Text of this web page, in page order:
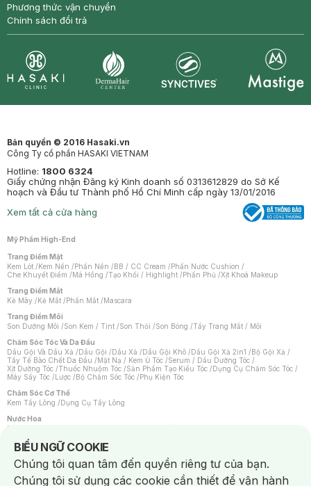
Phương thức vận chuyển
Chính sách đổi trả
Bản quyền © 2016 Hasaki.vn
Công Ty cổ phần HASAKI VIETNAM
Hotline: 1800 6324
Giấy chứng nhận Đăng ký Kinh doanh số 0313612829 do Sở Kế
hoạch và Đầu tư Thành phố Hồ Chí Minh cấp ngày 13/01/2016
Xem tất cả cửa hàng
Mỹ Phẩm High-End
Trang Điểm Mặt
Kem Lót /Kem Nền /Phấn Nền /BB / CC Cream /Phấn Nước Cushion /
Che Khuyết Điểm /Má Hồng /Tạo Khối / Highlight /Phấn Phủ /Xịt Khoá Makeup
Trang Điểm Mắt
Kẻ Mày /Kẻ Mắt /Phấn Mắt /Mascara
Trang Điểm Môi
Son Dưỡng Môi /Son Kem / Tint /Son Thỏi /Son Bóng /Tẩy Trang Mắt / Môi
Chăm Sóc Tóc Và Da Đầu
Dầu Gội Và Dầu Xả /Dầu Gội /Dầu Xả /Dầu Gội Khô /Dầu Gội Xả 2in1 /Bộ Gội Xả /
Tẩy Tế Bào Chết Da Đầu /Mặt Nạ / Kem Ủ Tóc /Serum / Dầu Dưỡng Tóc /
Xịt Dưỡng Tóc /Thuốc Nhuộm Tóc /Sản Phẩm Tạo Kiểu Tóc /Dụng Cụ Chăm Sóc Tóc /
Máy Sấy Tóc /Lược /Bộ Chăm Sóc Tóc /Phụ Kiện Tóc
Chăm Sóc Cơ Thể
Kem Tẩy Lông /Dụng Cụ Tẩy Lông
Nước Hoa
Nước Hoa Nữ
Chăm Sóc Cá Nhân
Chống Muỗi /Khẩu Trang /Máy Massage/Mặt Nạ Xông Hơi /Nước Rửa Tay/
Sản Phẩm Chăm Sóc Khác /Bàn Chải Đánh Răng /Bàn Chải Điện/
Hỗ Trợ Trắng Răng/Kem Đánh Răng /Máy Tăm Nước/ Nước Súc Miệng/
BIỂU NGỮ COOKIE
Notice about cookies usage
Chúng tôi quan tâm đến quyền riêng tư của bạn.
Chúng tôi sử dụng các cookie cần thiết để vận hành